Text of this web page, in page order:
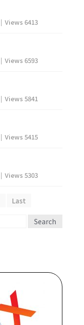
| Views 6413
| Views 6593
| Views 5841
| Views 5415
| Views 5303
Last
Search